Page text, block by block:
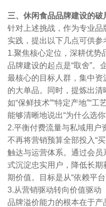
三、休闲食品品牌建设的破
针对上述挑战，作为专业
实践，提出以下几点可供参
1.聚焦核心定位，深耕优势
品牌建设的起点是“取舍”。
最核心的目标人群，集中
的大单品。同时，提炼出
如“保鲜技术”“特定产地”“
能够清晰地说出“为什么选你”
2.平衡付费流量与私域用户
不再将营销预算全部投入“
触达与运营体系。通过会
式沉淀忠实用户，降低长期
期价值。目标是从“依赖平台
3.从营销驱动转向价值驱动
品牌溢价能力的根本在于